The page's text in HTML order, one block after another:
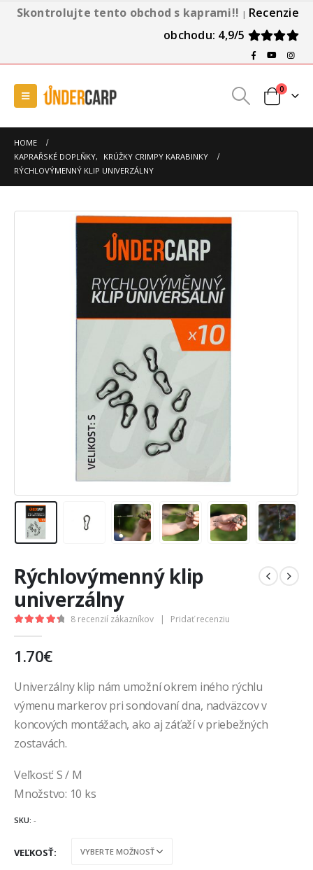
Skontrolujte tento obchod s kaprami!! | Recenzie
obchodu: 4,9/5
0
HOME
KAPRAŘSKÉ DOPLŇKY,
KRÚŽKY CRIMPY KARABINKY
RÝCHLOVÝMENNÝ KLIP UNIVERZÁLNY
Rýchlovýmenný klip
univerzálny
8 recenzií zákazníkov | Pridať recenziu
1.70€
Univerzálny klip nám umožní okrem iného rýchlu
výmenu markerov pri sondovaní dna, nadväzcov v
koncových montážach, ako aj záťaží v priebežných
zostavách.
Veľkosť: S / M
Množstvo: 10 ks
SKU: -
VEĽKOSŤ